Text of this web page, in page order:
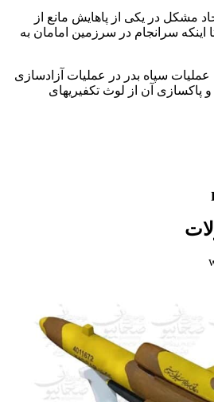
مشکل در یکی از پاهایش مانع از
اینکه سرانجام در سرزمین امامان به
سپاه بدر در عملیات آزادسازی
پاکسازی آن از لوث تکفیریهای